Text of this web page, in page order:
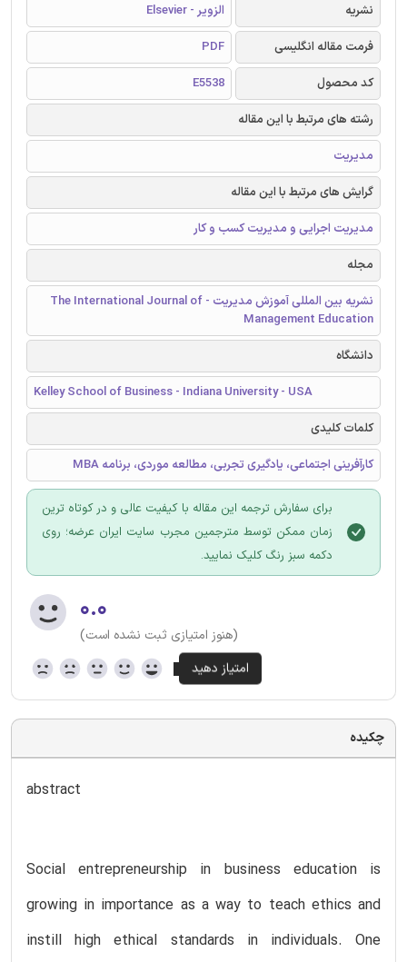
نشریه
الزویر - Elsevier
فرمت مقاله انگلیسی
PDF
کد محصول
E5538
رشته های مرتبط با این مقاله
مدیریت
گرایش های مرتبط با این مقاله
مدیریت اجرایی و مدیریت کسب و کار
مجله
نشریه بین المللی آموزش مدیریت - The International Journal of
Management Education
دانشگاه
Kelley School of Business - Indiana University - USA
کلمات کلیدی
کارآفرینی اجتماعی، یادگیری تجربی، مطالعه موردی، برنامه MBA
برای سفارش ترجمه این مقاله با کیفیت عالی و در کوتاه ترین
زمان ممکن توسط مترجمین مجرب سایت ایران عرضه؛ روی
دکمه سبز رنگ کلیک نمایید.
۰.۰
(هنوز امتیازی ثبت نشده است)
چکیده
abstract
Social entrepreneurship in business education is
growing in importance as a way to teach ethics and
instill high ethical standards in individuals. One